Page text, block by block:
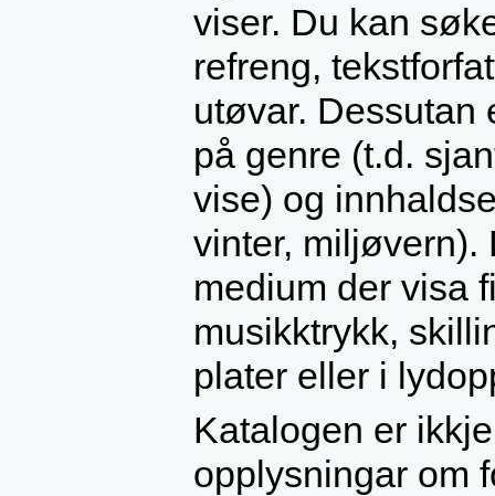
viser. Du kan
refreng,
utøvar. Dessutan
på genre (t.d.
vise) og
vinter, miljøvern).
medium der visa
musikktrykk,
plater eller i
Katalogen er
opplysningar om